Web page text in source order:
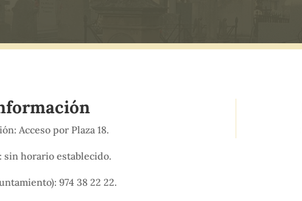
Acceso por Plaza 18.
sin horario establecido.
974 38 22 22.